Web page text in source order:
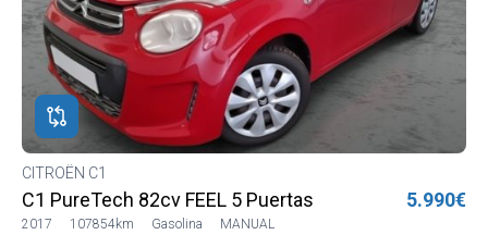
Carrocería, año y Kms. (0)
CITROËN C1
C1 PureTech 82cv FEEL 5 Puertas
2017 107854km Gasolina MANUAL
5.990€